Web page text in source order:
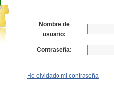
Nombre de
usuario:
Contraseña:
He olvidado mi contraseña